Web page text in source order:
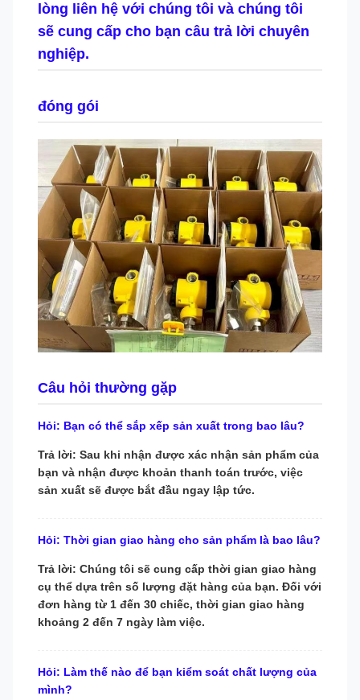
lòng liên hệ với chúng tôi và chúng tôi
sẽ cung cấp cho bạn câu trả lời chuyên
nghiệp.
đóng gói
Câu hỏi thường gặp
Hỏi: Bạn có thể sắp xếp sản xuất trong bao lâu?
Trả lời: Sau khi nhận được xác nhận sản phẩm của
bạn và nhận được khoản thanh toán trước, việc
sản xuất sẽ được bắt đầu ngay lập tức.
Hỏi: Thời gian giao hàng cho sản phẩm là bao lâu?
Trả lời: Chúng tôi sẽ cung cấp thời gian giao hàng
cụ thể dựa trên số lượng đặt hàng của bạn. Đối với
đơn hàng từ 1 đến 30 chiếc, thời gian giao hàng
khoảng 2 đến 7 ngày làm việc.
Hỏi: Làm thế nào để bạn kiểm soát chất lượng của
mình?